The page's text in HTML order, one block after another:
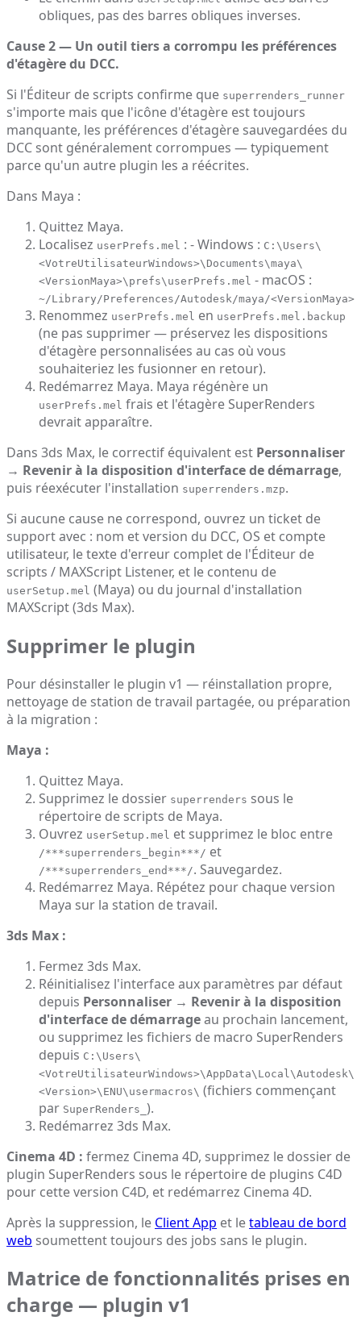
obliques, pas des barres obliques inverses.
Cause 2 — Un outil tiers a corrompu les préférences
d'étagère du DCC.
Si l'Éditeur de scripts confirme que superrenders_runner
s'importe mais que l'icône d'étagère est toujours
manquante, les préférences d'étagère sauvegardées du
DCC sont généralement corrompues — typiquement
parce qu'un autre plugin les a réécrites.
Dans Maya :
Quittez Maya.
Localisez userPrefs.mel : - Windows : C:\Users\
<VotreUtilisateurWindows>\Documents\maya\
<VersionMaya>\prefs\userPrefs.mel - macOS :
~/Library/Preferences/Autodesk/maya/
Renommez userPrefs.mel en userPrefs.mel.backup
(ne pas supprimer — préservez les dispositions
d'étagère personnalisées au cas où vous
souhaiteriez les fusionner en retour).
Redémarrez Maya. Maya régénère un
userPrefs.mel frais et l'étagère SuperRenders
devrait apparaître.
Dans 3ds Max, le correctif équivalent est Personnaliser
→ Revenir à la disposition d'interface de démarrage,
puis réexécuter l'installation superrenders.mzp.
Si aucune cause ne correspond, ouvrez un ticket de
support avec : nom et version du DCC, OS et compte
utilisateur, le texte d'erreur complet de l'Éditeur de
scripts / MAXScript Listener, et le contenu de
userSetup.mel (Maya) ou du journal d'installation
MAXScript (3ds Max).
Supprimer le plugin
Pour désinstaller le plugin v1 — réinstallation propre,
nettoyage de station de travail partagée, ou préparation
à la migration :
Maya :
Quittez Maya.
Supprimez le dossier superrenders sous le
répertoire de scripts de Maya.
Ouvrez userSetup.mel et supprimez le bloc entre
/***superrenders_begin***/ et
/***superrenders_end***/. Sauvegardez.
Redémarrez Maya. Répétez pour chaque version
Maya sur la station de travail.
3ds Max :
Fermez 3ds Max.
Réinitialisez l'interface aux paramètres par défaut
depuis Personnaliser → Revenir à la disposition
d'interface de démarrageau prochain lancement,
ou supprimez les fichiers de macro SuperRenders
depuis C:\Users\
<Version>\ENU\usermacros\ (fichiers commençant
par SuperRenders_ ).
Redémarrez 3ds Max.
Cinema 4D : fermez Cinema 4D, supprimez le dossier de
plugin SuperRenders sous le répertoire de plugins C4D
pour cette version C4D, et redémarrez Cinema 4D.
Après la suppression, le Client App et letableau de bord
web soumettent toujours des jobs sans le plugin.
Matrice de fonctionnalités prises en
charge — plugin v1